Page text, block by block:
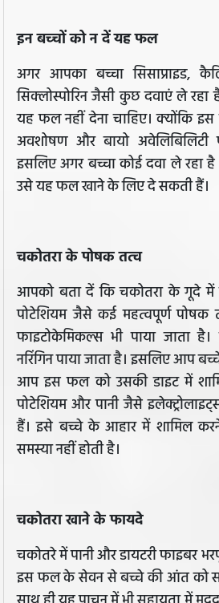
इन बच्‍चों को न दें यह फल
अगर आपका बच्चा सिसाप्राइड,
सिक्लोस्पोरिन जैसी कुछ दवाएं ले रहा
यह फल नहीं देना चाहिए। क्योंकि
अवशोषण और बायो
इसलिए अगर बच्चा कोई दवा ले रहा
उसे यह फल खाने के लिए दे सकती हैं।
चकोतरा के पोषक तत्‍व
आपको बता दें कि चकोतरा के गूदे में
पोटेशियम जैसे कई महत्वपूर्ण पोषक
फाइटोकेमिकल्स भी पाया जाता
नरिंगिन पाया जाता है। इसलिए आप
आप इस फल को उसकी डाइट में
पोटेशियम और पानी जैसे
हैं। इसे बच्चे के आहार में शामिल करने
समस्या नहीं होती है।
चकोतरा खाने के फायदे
चकोतरे में पानी और डायटरी फाइबर
इस फल के सेवन से बच्चे की आंत को